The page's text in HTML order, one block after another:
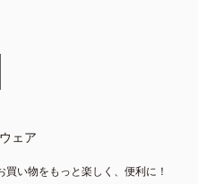
ェア
買い物をもっと楽しく、便利に！